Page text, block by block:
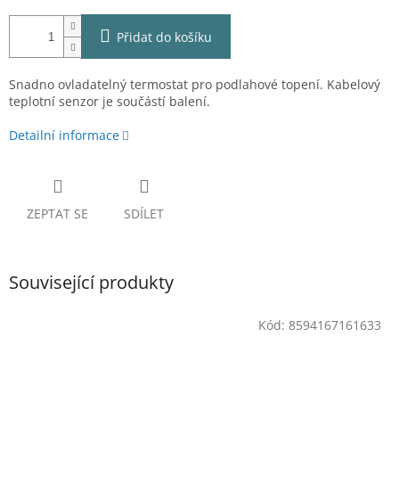
Přidat do košíku
Snadno ovladatelný termostat pro podlahové topení. Kabelový
teplotní senzor je součástí balení.
Detailní informace
ZEPTAT SE SDÍLET
Související produkty
Kód: 8594167161633